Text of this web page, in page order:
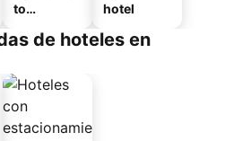
to
o
hotel
de hoteles en